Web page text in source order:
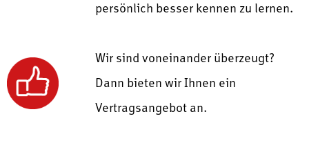
persönlich besser kennen zu lernen.
Wir sind voneinander überzeugt?
Dann bieten wir Ihnen ein
Vertragsangebot an.